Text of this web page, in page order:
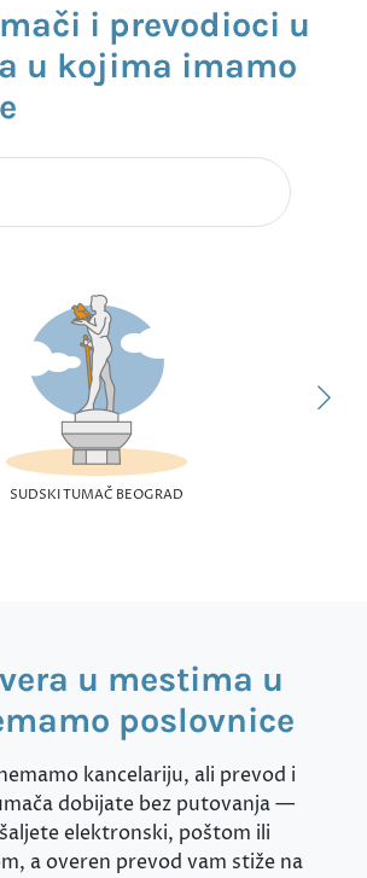
i prevodioci u
u kojima imamo
SUDSKI TUMAČ BEOGRAD
u mestima u
poslovnice
kancelariju, ali prevod i
dobijate bez putovanja —
elektronski, poštom ili
a overen prevod vam stiže na